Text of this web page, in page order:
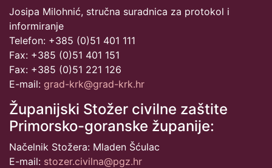
Josipa Milohnić, stručna suradnica za protokol i
informiranje
Telefon: +385 (0)51 401 111
Fax: +385 (0)51 401 151
Fax: +385 (0)51 221 126
E-mail: grad-krk@grad-krk.hr
Županijski Stožer civilne zaštite
Primorsko-goranske županije:
Načelnik Stožera: Mladen Šćulac
E-mail: stozer.civilna@pgz.hr